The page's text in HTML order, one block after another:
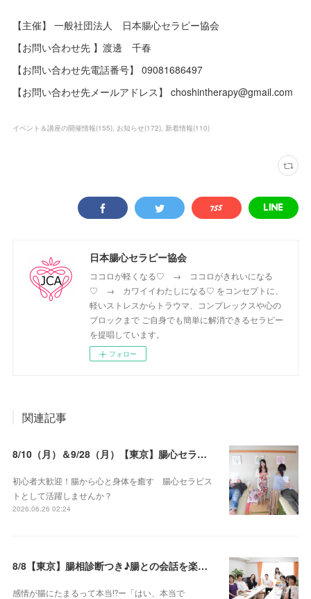
【主催】 一般社団法人 日本腸心セラピー協会
【お問い合わせ先 】渡邊 千春
【お問い合わせ先電話番号】 09081686497
【お問い合わせ先メールアドレス】 choshintherapy@gmail.com
イベント＆講座の開催情報(155) お知らせ(172) 新着情報(110)
日本腸心セラピー協会
ココロが軽くなる♡ → ココロがきれいになる
♡ → カワイイわたしになる♡ をコンセプトに、
軽いストレスからトラウマ、コンプレックスや心の
ブロックまで ご自身でも簡単に解消できるセラピー
を提唱しています。
フォロー
関連記事
8/10（月）＆9/28（月）【東京】腸心セラピスト養成コース《２日間コース》開講決定
初心者大歓迎！腸から心と身体を癒す 腸心セラピス
トとして活躍しませんか？
2026.06.26 02:24
8/8【東京】腸相診断つき♪腸との会話を楽しむ♡腸心セラピー♪お試し体験会
感情が腸にたまるって本当⁉️ー「はい、本当で